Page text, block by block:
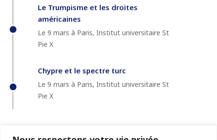
Le Trumpisme et les droites
américaines
Le 9 mars à Paris, Institut universitaire St
Pie X
Chypre et le spectre turc
Le 9 mars à Paris, Institut universitaire St
Pie X